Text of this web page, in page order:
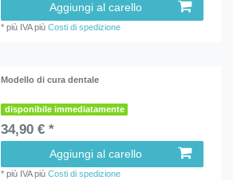
Aggiungi al carello
*più IVApiùCosti di spedizione
Modello di cura dentale
disponibile immediatamente
34,90 € *
Aggiungi al carello
*più IVApiùCosti di spedizione